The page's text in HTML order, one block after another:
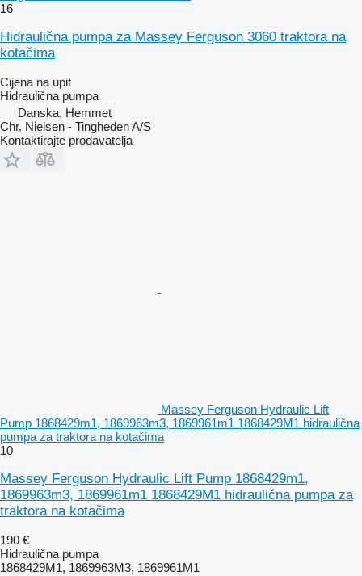
16
Hidraulična pumpa za Massey Ferguson 3060 traktora na
kotačima
Cijena na upit
Hidraulična pumpa
Danska, Hemmet
Chr. Nielsen - Tingheden A/S
Kontaktirajte prodavatelja
Massey Ferguson Hydraulic Lift
Pump 1868429m1, 1869963m3, 1869961m1 1868429M1 hidraulična
pumpa za traktora na kotačima
10
Massey Ferguson Hydraulic Lift Pump 1868429m1,
1869963m3, 1869961m1 1868429M1 hidraulična pumpa za
traktora na kotačima
190 €
Hidraulična pumpa
1868429M1, 1869963M3, 1869961M1